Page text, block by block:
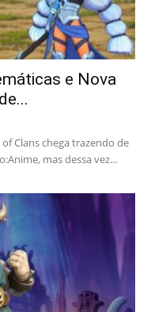
e Nova
Clans chega trazendo de
mas dessa vez...